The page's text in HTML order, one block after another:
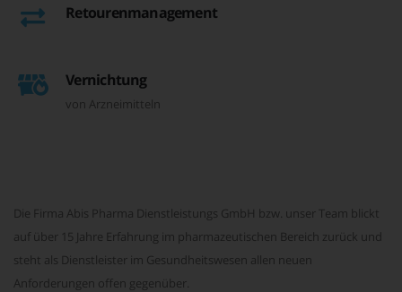
Retourenmanagement
Vernichtung
von Arzneimitteln
Die Firma Abis Pharma Dienstleistungs GmbH bzw. unser Team blickt
auf über 15 Jahre Erfahrung im pharmazeutischen Bereich zurück und
steht als Dienstleister im Gesundheitswesen allen neuen
Anforderungen offen gegenüber.